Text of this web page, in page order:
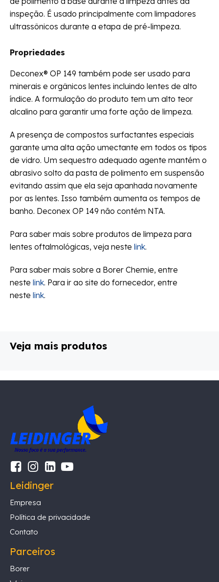
inspeção. É usado principalmente com limpadores
ultrassônicos durante a etapa de pré-limpeza.
Propriedades
Deconex® OP 149 também pode ser usado para
minerais e orgânicos lentes incluindo lentes de alto
índice. A formulação do produto tem um alto teor
alcalino para garantir uma forte ação de limpeza.
A presença de compostos surfactantes especiais
garante uma alta ação umectante em todos os tipos
de vidro. Um sequestro adequado agente mantém o
abrasivo solto da pasta de polimento em suspensão
evitando assim que ela seja apanhada novamente
por as lentes. Isso também aumenta os tempos de
banho. Deconex OP 149 não contém NTA.
Para saber mais sobre produtos de limpeza para
lentes oftalmológicas, veja neste link.
Para saber mais sobre a Borer Chemie, entre
neste link. Para ir ao site do fornecedor, entre
neste link.
Veja mais produtos
Leidinger
Empresa
Política de privacidade
Contato
Parceiros
Borer